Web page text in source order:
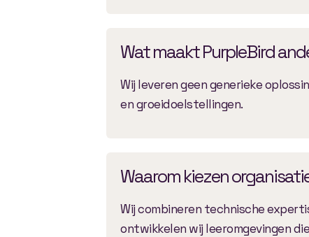
Wat maakt PurpleBird
Wij leveren geen generieke
en groeidoelstellingen.
Waarom kiezen
Wij combineren technische
ontwikkelen wij leeromgevingen